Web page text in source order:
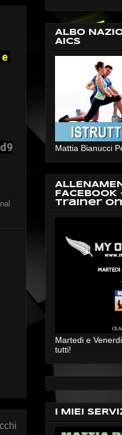
ALBO
AICS
Mattia Bianucci
Trainer
Martedi e
tutti!
I MIEI